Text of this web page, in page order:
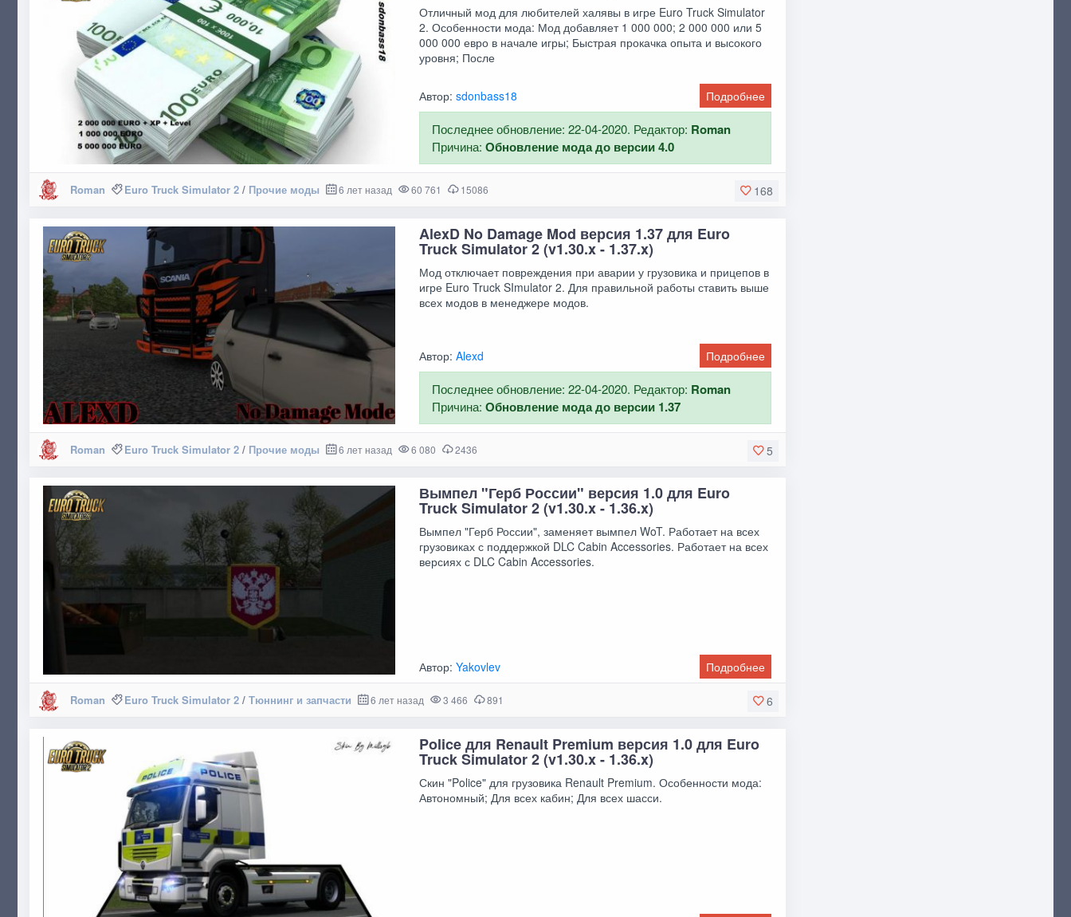
Отличный мод для любителей халявы в игре Euro Truck Simulator
2. Особенности мода: Мод добавляет 1 000 000; 2 000 000 или 5
000 000 евро в начале игры; Быстрая прокачка опыта и высокого
уровня; После
Автор:sdonbass18 Подробнее
Последнее обновление: 22-04-2020. Редактор: Roman
Причина:Обновление мода до версии 4.0
168
Roman Euro Truck Simulator 2/ Прочие моды 6 лет назад 60 761 15086
AlexD No Damage Mod версия 1.37 для Euro
Truck Simulator 2 (v1.30.x - 1.37.x)
Мод отключает повреждения при аварии у грузовика и прицепов в
игре Euro Truck SImulator 2. Для правильной работы ставить выше
всех модов в менеджере модов.
Автор:Alexd Подробнее
Последнее обновление: 22-04-2020. Редактор: Roman
Причина:Обновление мода до версии 1.37
5
Roman Euro Truck Simulator 2/ Прочие моды 6 лет назад 6 080 2436
Вымпел "Герб России" версия 1.0 для Euro
Truck Simulator 2 (v1.30.x - 1.36.x)
Вымпел "Герб России", заменяет вымпел WoT. Работает на всех
грузовиках с поддержкой DLC Cabin Accessories. Работает на всех
версиях с DLC Cabin Accessories.
Автор:Yakovlev Подробнее
6
Roman Euro Truck Simulator 2/ Тюннинг и запчасти 6 лет назад 3 466 891
Police для Renault Premium версия 1.0 для Euro
Truck Simulator 2 (v1.30.x - 1.36.x)
Скин "Police" для грузовика Renault Premium. Особенности мода:
Автономный; Для всех кабин; Для всех шасси.